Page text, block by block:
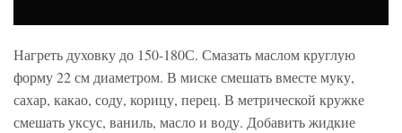
Нагреть духовку до 150-180С. Смазать маслом круглую
форму 22 см диаметром. В миске смешать вместе муку,
сахар, какао, соду, корицу, перец. В метрической кружке
смешать уксус, ваниль, масло и воду. Добавить жидкие